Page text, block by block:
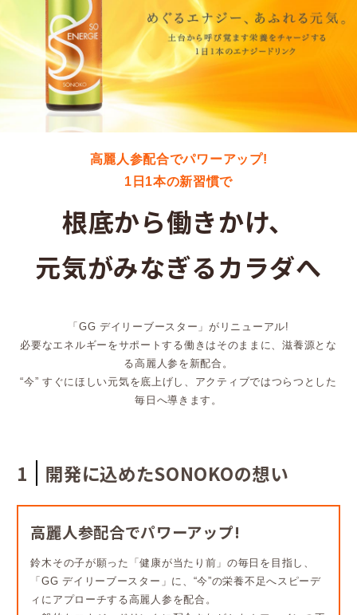
高麗人参配合でパワーアップ!
1日1本の新習慣で
根底から働きかけ、
元気がみなぎるカラダへ
「GG デイリーブースター」がリニューアル!
必要なエネルギーをサポートする働きはそのままに、滋養源とな
る高麗人参を新配合。
“今” すぐにほしい元気を底上げし、アクティブではつらつとした
毎日へ導きます。
1 開発に込めたSONOKOの想い
高麗人参配合でパワーアップ!
鈴木その子が願った「健康が当たり前」の毎日を目指し、
「GG デイリーブースター」に、“今”の栄養不足へスピーデ
ィにアプローチする高麗人参を配合。